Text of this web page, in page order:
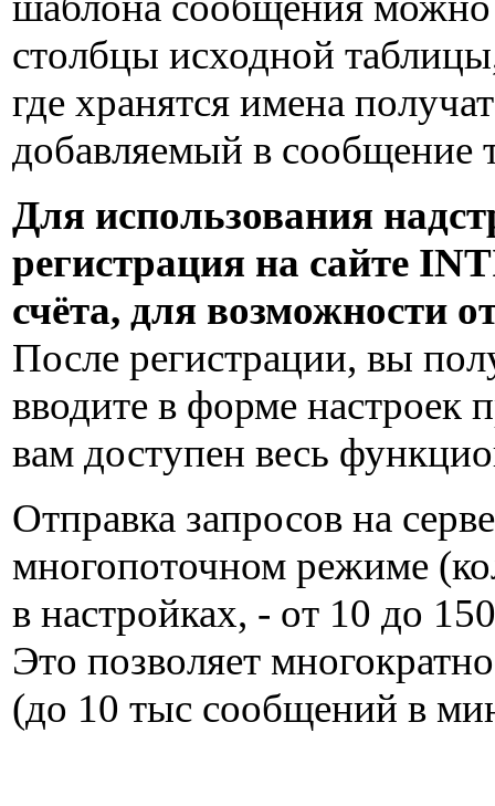
столбцы исходной
где хранятся имена
добавляемый в сообщение
Для использования
регистрация на сайте
счёта, для возможности
После регистрации, вы
вводите в форме настроек
вам доступен весь
Отправка запросов на
многопоточном режиме
в настройках, - от 10 до
Это позволяет
(до 10 тыс сообщений в